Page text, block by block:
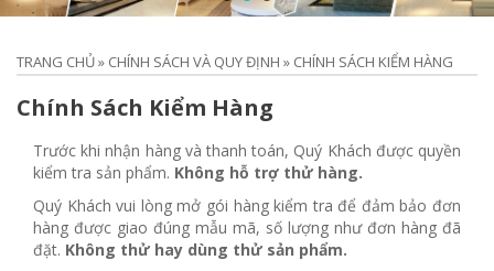
TRANG CHỦ» CHÍNH SÁCH VÀ QUY ĐỊNH » CHÍNH SÁCH KIỂM HÀNG
Chính Sách Kiểm Hàng
Trước khi nhận hàng và thanh toán, Quý Khách được quyền
kiểm tra sản phẩm. Không hỗ trợ thử hàng.
Quý Khách vui lòng mở gói hàng kiểm tra để đảm bảo đơn
hàng được giao đúng mẫu mã, số lượng như đơn hàng đã
đặt. Không thử hay dùng thử sản phẩm.